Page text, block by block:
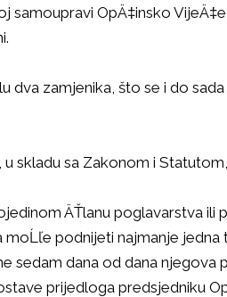
OpÄ‡insko
zamjenika, što se i do
skladu sa Zakonom i
ÄŤlanu poglavarstva
podnijeti najmanje
dana od dana njegova
prijedloga predsjedniku